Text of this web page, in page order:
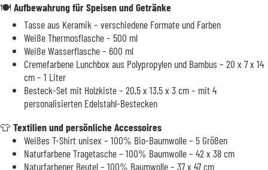
🍽️ Aufbewahrung für Speisen und Getränke
Tasse aus Keramik – verschiedene Formate und Farben
Weiße Thermosflasche – 500 ml
Weiße Wasserflasche – 600 ml
Cremefarbene Lunchbox aus Polypropylen und Bambus – 20 x 7 x 14
cm – 1 Liter
Besteck-Set mit Holzkiste – 20,5 x 13,5 x 3 cm – mit 4
personalisierten Edelstahl-Bestecken
👕Textilien und persönliche Accessoires
Weißes T-Shirt unisex – 100% Bio-Baumwolle – 5 Größen
Naturfarbene Tragetasche – 100% Baumwolle – 42 x 38 cm
Naturfarbener Beutel – 100% Baumwolle – 37 x 47 cm